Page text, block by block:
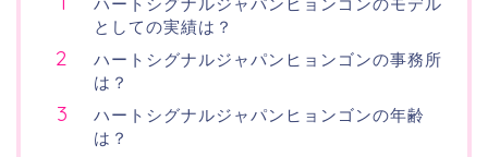
としての実績は？
ハートシグナルジャパンヒョンゴンの事務所
は？
ハートシグナルジャパンヒョンゴンの年齢
は？